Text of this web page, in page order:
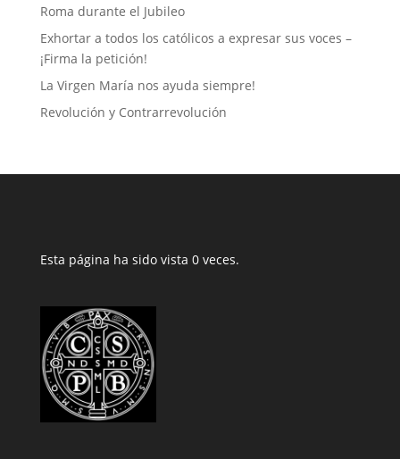
Roma durante el Jubileo
Exhortar a todos los católicos a expresar sus voces –
¡Firma la petición!
La Virgen María nos ayuda siempre!
Revolución y Contrarrevolución
Esta página ha sido vista 0 veces.